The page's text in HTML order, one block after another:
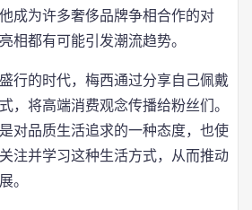
成为许多奢侈品牌争相合作的对
相都有可能引发潮流趋势。
行的时代，梅西通过分享自己佩戴
，将高端消费观念传播给粉丝们。
对品质生活追求的一种态度，也使
注并学习这种生活方式，从而推动
。